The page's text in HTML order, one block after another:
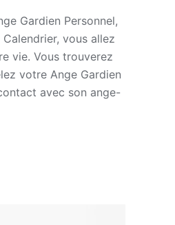
Gardien Personnel,
vous allez
vie. Vous trouverez
votre Ange Gardien
avec son ange-